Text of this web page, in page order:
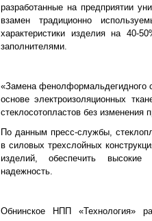
разработанные на предприятии
взамен традиционно
характеристики изделия на 40-
заполнителями.
«Замена фенолформальдегидного
основе электроизоляционных
стеклосотопластов без изменения
По данным пресс-службы,
в силовых трехслойных
изделий, обеспечить высокие
надежность.
Обнинское НПП «Технология»